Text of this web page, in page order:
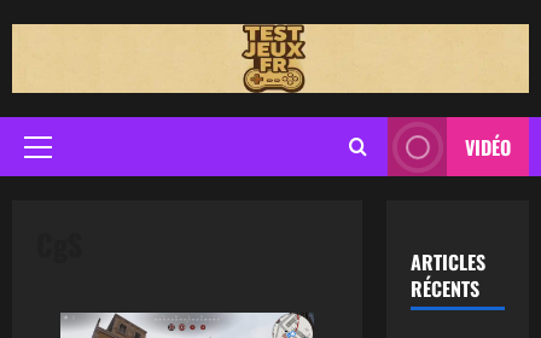
Menu
principal
VIDÉO
ARTICLES
RÉCENTS